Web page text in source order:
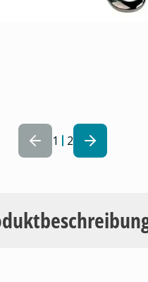
1 2